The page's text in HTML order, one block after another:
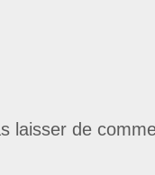
laisser de